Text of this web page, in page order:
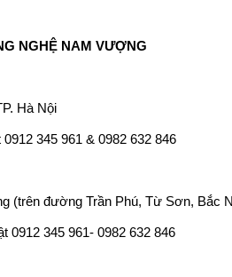
NGHỆ NAM VƯỢNG
Hà Nội
345 961 & 0982 632 846
(trên đường Trần Phú, Từ Sơn, Bắc
0912 345 961- 0982 632 846